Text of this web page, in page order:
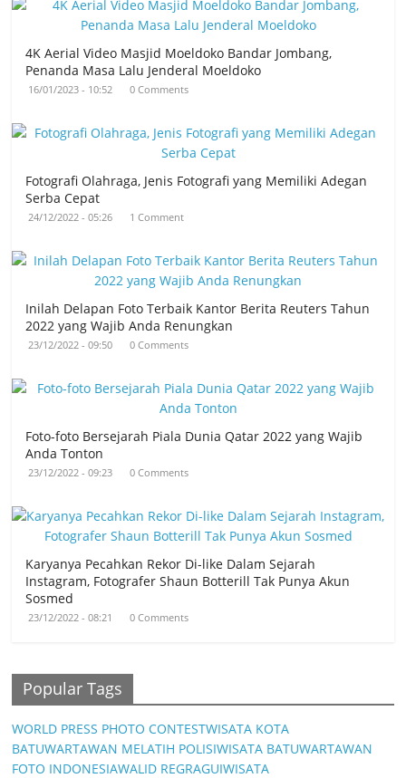
4K Aerial Video Masjid Moeldoko Bandar Jombang,
Penanda Masa Lalu Jenderal Moeldoko
16/01/2023 - 10:52 0 Comments
Fotografi Olahraga, Jenis Fotografi yang Memiliki Adegan
Serba Cepat
24/12/2022 - 05:26 1 Comment
Inilah Delapan Foto Terbaik Kantor Berita Reuters Tahun
2022 yang Wajib Anda Renungkan
23/12/2022 - 09:50 0 Comments
Foto-foto Bersejarah Piala Dunia Qatar 2022 yang Wajib
Anda Tonton
23/12/2022 - 09:23 0 Comments
Karyanya Pecahkan Rekor Di-like Dalam Sejarah
Instagram, Fotografer Shaun Botterill Tak Punya Akun
Sosmed
23/12/2022 - 08:21 0 Comments
Popular Tags
WORLD PRESS PHOTO CONTESTWISATA KOTA
BATUWARTAWAN MELATIH POLISIWISATA BATUWARTAWAN
FOTO INDONESIAWALID REGRAGUIWISATA